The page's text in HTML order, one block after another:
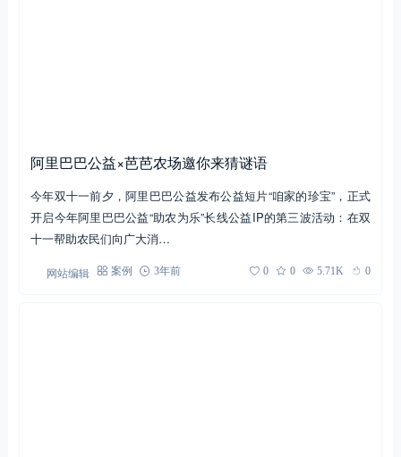
阿里巴巴公益×芭芭农场邀你来猜谜语
今年双十一前夕，阿里巴巴公益发布公益短片“咱家的珍宝”，正式
开启今年阿里巴巴公益“助农为乐”长线公益IP的第三波活动：在双
十一帮助农民们向广大消…
网站编辑 案例 3年前 0 0 5.71K 0